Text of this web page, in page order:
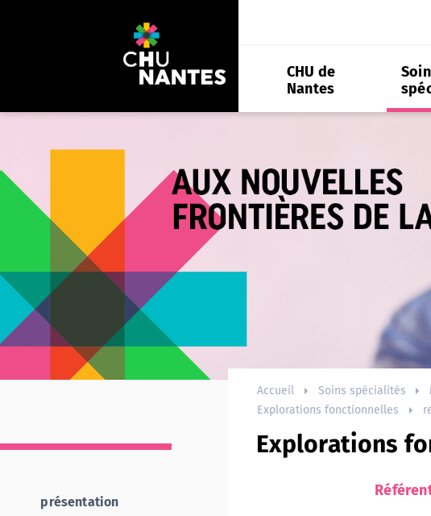
CHU de
Nantes
Accueil Soins spécialités
Explorations fonctionnelles
Explorations
présentation